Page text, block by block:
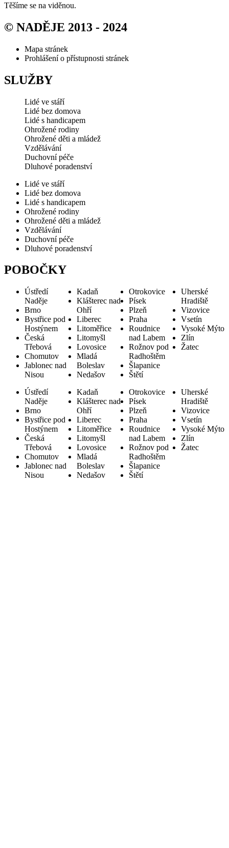
Těšíme se na viděnou.
© NADĚJE 2013 - 2024
Mapa stránek
Prohlášení o přístupnosti stránek
SLUŽBY
Lidé ve stáří
Lidé bez domova
Lidé s handicapem
Ohrožené rodiny
Ohrožené děti a mládež
Vzdělávání
Duchovní péče
Dluhové poradenství
Lidé ve stáří
Lidé bez domova
Lidé s handicapem
Ohrožené rodiny
Ohrožené děti a mládež
Vzdělávání
Duchovní péče
Dluhové poradenství
POBOČKY
Ústředí
Naděje
Brno
Bystřice pod
Hostýnem
Česká
Třebová
Chomutov
Jablonec nad
Nisou
Kadaň
Klášterec nad
Ohří
Liberec
Litoměřice
Litomyšl
Lovosice
Mladá
Boleslav
Nedašov
Otrokovice
Písek
Plzeň
Praha
Roudnice
nad Labem
Rožnov pod
Radhoštěm
Šlapanice
Štětí
Uherské
Hradiště
Vizovice
Vsetín
Vysoké Mýto
Zlín
Žatec
Ústředí
Naděje
Brno
Bystřice pod
Hostýnem
Česká
Třebová
Chomutov
Jablonec nad
Nisou
Kadaň
Klášterec nad
Ohří
Liberec
Litoměřice
Litomyšl
Lovosice
Mladá
Boleslav
Nedašov
Otrokovice
Písek
Plzeň
Praha
Roudnice
nad Labem
Rožnov pod
Radhoštěm
Šlapanice
Štětí
Uherské
Hradiště
Vizovice
Vsetín
Vysoké Mýto
Zlín
Žatec